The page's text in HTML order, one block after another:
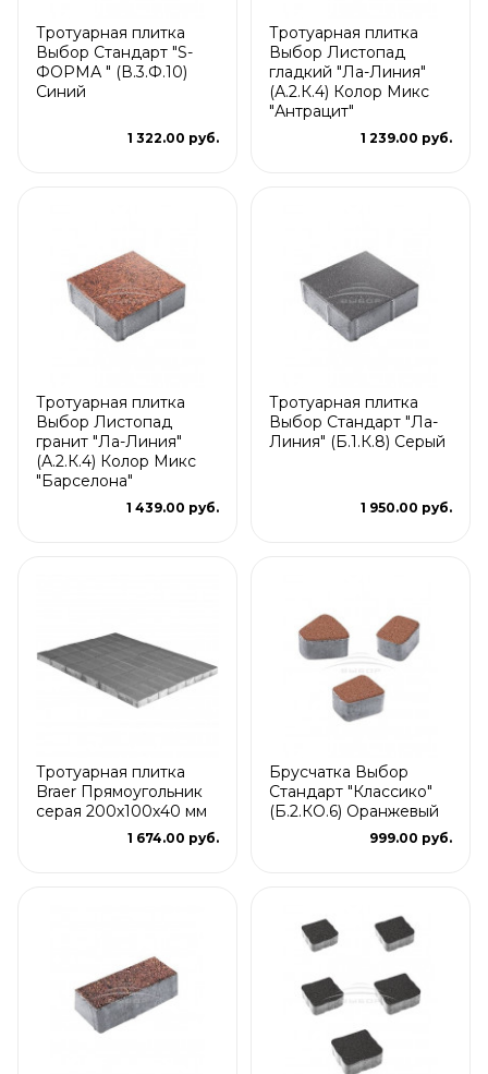
Тротуарная плитка
Выбор Стандарт "S-
ФОРМА " (В.3.Ф.10)
Синий
1 322.00 руб.
Тротуарная плитка
Выбор Листопад
гладкий "Ла-Линия"
(А.2.К.4) Колор Микс
"Антрацит"
1 239.00 руб.
Тротуарная плитка
Выбор Листопад
гранит "Ла-Линия"
(А.2.К.4) Колор Микс
"Барселона"
1 439.00 руб.
Тротуарная плитка
Выбор Стандарт "Ла-
Линия" (Б.1.К.8) Серый
1 950.00 руб.
Тротуарная плитка
Braer Прямоугольник
серая 200х100х40 мм
1 674.00 руб.
Брусчатка Выбор
Стандарт "Классико"
(Б.2.КО.6) Оранжевый
999.00 руб.